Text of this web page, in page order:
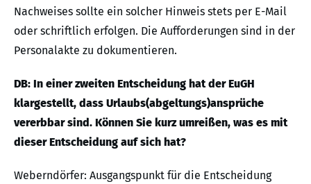
Nachweises sollte ein solcher Hinweis stets per E-Mail
oder schriftlich erfolgen. Die Aufforderungen sind in der
Personalakte zu dokumentieren.
DB: In einer zweiten Entscheidung hat der EuGH
klargestellt, dass Urlaubs(abgeltungs)ansprüche
vererbbar sind. Können Sie kurz umreißen, was es mit
dieser Entscheidung auf sich hat?
Weberndörfer: Ausgangspunkt für die Entscheidung